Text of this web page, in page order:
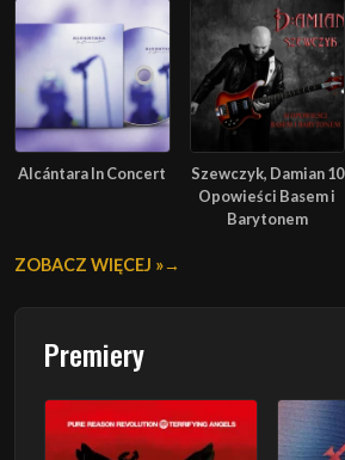
Alcántara In Concert
Szewczyk, Damian 10
Opowieści Basem i
Barytonem
ZOBACZ WIĘCEJ »
Premiery